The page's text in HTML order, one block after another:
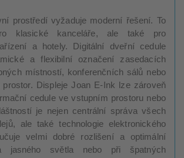
prostředí vyžaduje moderní řešení. To
klasické kanceláře, ale také pro
a hotely. Digitální dveřní cedule
a flexibilní označení zasedacích
místností, konferenčních sálů nebo
Displeje Joan E-Ink lze zároveň
cedule ve vstupním prostoru nebo
je nejen centrální správa všech
ale také technologie elektronického
velmi dobré rozlišení a optimální
jasného světla nebo při špatných